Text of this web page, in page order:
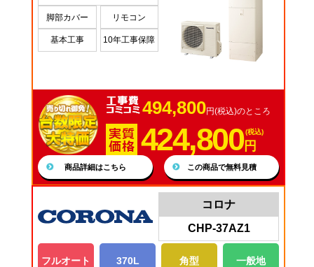
脚部カバー リモコン
基本工事 10年工事保障
494,800円(税込)のところ
424,800(税込)
円
商品詳細はこちら この商品で無料見積
コロナ
CHP-37AZ1
フルオート 370L 角型 一般地